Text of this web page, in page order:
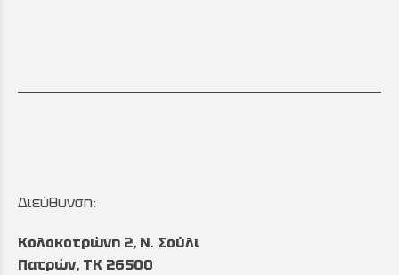
Διεύθυνση:
Κολοκοτρώνη 2, Ν. Σούλι
Πατρών, TK 26500